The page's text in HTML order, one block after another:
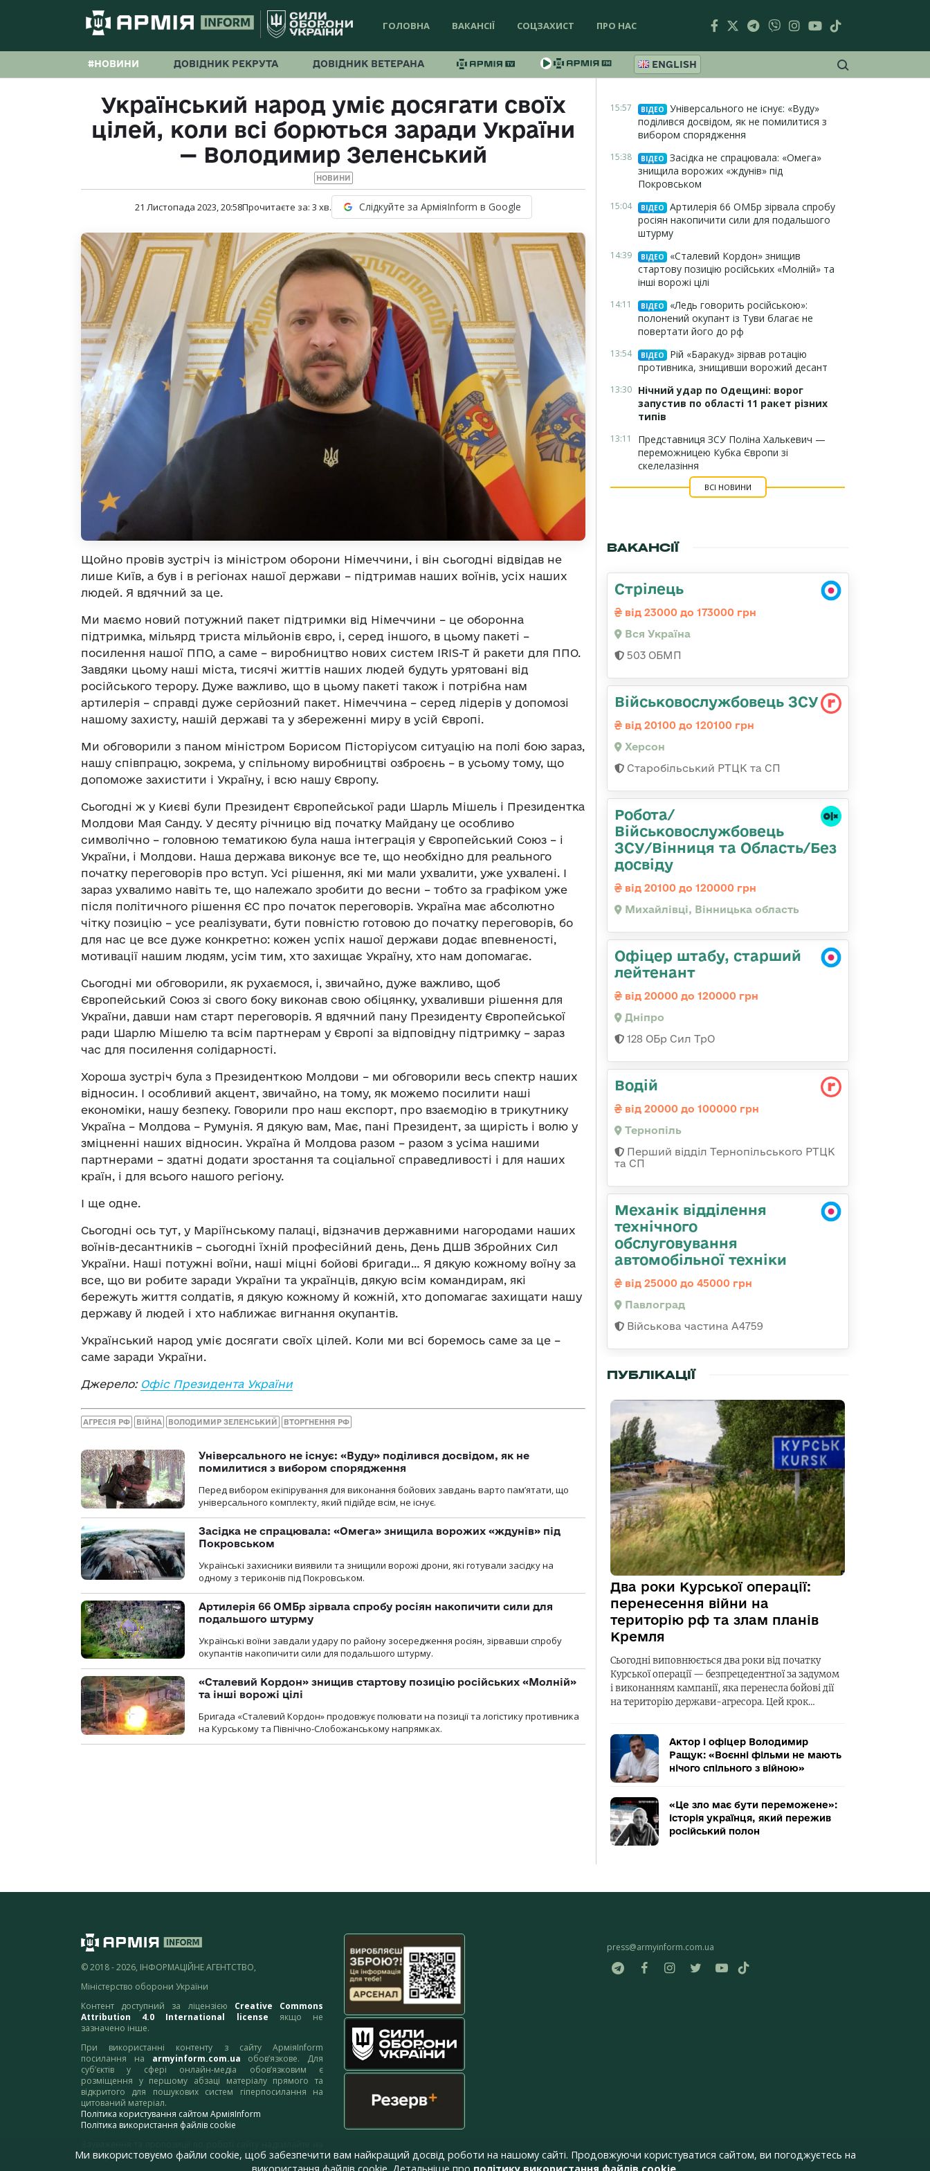
ГОЛОВНА ВАКАНСІЇ СОЦЗАХИСТ ПРО НАС
#НОВИНИ ДОВІДНИК РЕКРУТА ДОВІДНИК ВЕТЕРАНА ENGLISH
Український народ уміє досягати своїх
цілей, коли всі борються заради України
— Володимир Зеленський
НОВИНИ
21 Листопада 2023, 20:58Прочитаєте за: 3 хв. Слідкуйте за АрміяInform в Google
Щойно провів зустріч із міністром оборони Німеччини, і він сьогодні відвідав не
лише Київ, а був і в регіонах нашої держави – підтримав наших воїнів, усіх наших
людей. Я вдячний за це.
Ми маємо новий потужний пакет підтримки від Німеччини – це оборонна
підтримка, мільярд триста мільйонів євро, і, серед іншого, в цьому пакеті –
посилення нашої ППО, а саме – виробництво нових систем IRIS-T й ракети для ППО.
Завдяки цьому наші міста, тисячі життів наших людей будуть урятовані від
російського терору. Дуже важливо, що в цьому пакеті також і потрібна нам
артилерія – справді дуже серйозний пакет. Німеччина – серед лідерів у допомозі
нашому захисту, нашій державі та у збереженні миру в усій Європі.
Ми обговорили з паном міністром Борисом Пісторіусом ситуацію на полі бою зараз,
нашу співпрацю, зокрема, у спільному виробництві озброєнь – в усьому тому, що
допоможе захистити і Україну, і всю нашу Європу.
Сьогодні ж у Києві були Президент Європейської ради Шарль Мішель і Президентка
Молдови Мая Санду. У десяту річницю від початку Майдану це особливо
символічно – головною тематикою була наша інтеграція у Європейський Союз – і
України, і Молдови. Наша держава виконує все те, що необхідно для реального
початку переговорів про вступ. Усі рішення, які ми мали ухвалити, уже ухвалені. І
зараз ухвалимо навіть те, що належало зробити до весни – тобто за графіком уже
після політичного рішення ЄС про початок переговорів. Україна має абсолютно
чітку позицію – усе реалізувати, бути повністю готовою до початку переговорів, бо
для нас це все дуже конкретно: кожен успіх нашої держави додає впевненості,
мотивації нашим людям, усім тим, хто захищає Україну, хто нам допомагає.
Сьогодні ми обговорили, як рухаємося, і, звичайно, дуже важливо, щоб
Європейський Союз зі свого боку виконав свою обіцянку, ухваливши рішення для
України, давши нам старт переговорів. Я вдячний пану Президенту Європейської
ради Шарлю Мішелю та всім партнерам у Європі за відповідну підтримку – зараз
час для посилення солідарності.
Хороша зустріч була з Президенткою Молдови – ми обговорили весь спектр наших
відносин. І особливий акцент, звичайно, на тому, як можемо посилити наші
економіки, нашу безпеку. Говорили про наш експорт, про взаємодію в трикутнику
Україна – Молдова – Румунія. Я дякую вам, Має, пані Президент, за щирість і волю у
зміцненні наших відносин. Україна й Молдова разом – разом з усіма нашими
партнерами – здатні додати зростання та соціальної справедливості і для наших
країн, і для всього нашого регіону.
І ще одне.
Сьогодні ось тут, у Маріїнському палаці, відзначив державними нагородами наших
воїнів-десантників – сьогодні їхній професійний день, День ДШВ Збройних Сил
України. Наші потужні воїни, наші міцні бойові бригади… Я дякую кожному воїну за
все, що ви робите заради України та українців, дякую всім командирам, які
бережуть життя солдатів, я дякую кожному й кожній, хто допомагає захищати нашу
державу й людей і хто наближає вигнання окупантів.
Український народ уміє досягати своїх цілей. Коли ми всі боремось саме за це –
саме заради України.
Джерело: Офіс Президента України
АГРЕСІЯ РФ ВІЙНА ВОЛОДИМИР ЗЕЛЕНСЬКИЙ ВТОРГНЕННЯ РФ
Універсального не існує: «Вуду» поділився досвідом, як не
помилитися з вибором спорядження
Перед вибором екіпірування для виконання бойових завдань варто пам’ятати, що
універсального комплекту, який підійде всім, не існує.
Засідка не спрацювала: «Омега» знищила ворожих «ждунів» під
Покровськом
Українські захисники виявили та знищили ворожі дрони, які готували засідку на
одному з териконів під Покровськом.
Артилерія 66 ОМБр зірвала спробу росіян накопичити сили для
подальшого штурму
Українські воїни завдали удару по району зосередження росіян, зірвавши спробу
окупантів накопичити сили для подальшого штурму.
«Сталевий Кордон» знищив стартову позицію російських «Молній»
та інші ворожі цілі
Бригада «Сталевий Кордон» продовжує полювати на позиції та логістику противника
на Курському та Північно-Слобожанському напрямках.
15:57 ВІДЕО
Універсального не існує: «Вуду»
поділився досвідом, як не помилитися з
вибором спорядження
15:38 ВІДЕО
Засідка не спрацювала: «Омега»
знищила ворожих «ждунів» під
Покровськом
15:04 ВІДЕО
Артилерія 66 ОМБр зірвала спробу
росіян накопичити сили для подальшого
штурму
14:39 ВІДЕО
«Сталевий Кордон» знищив
стартову позицію російських «Молній» та
інші ворожі цілі
14:11 ВІДЕО
«Ледь говорить російською»:
полонений окупант із Туви благає не
повертати його до рф
13:54 ВІДЕО
Рій «Баракуд» зірвав ротацію
противника, знищивши ворожий десант
13:30 Нічний удар по Одещині: ворог
запустив по області 11 ракет різних
типів
13:11
Представниця ЗСУ Поліна Халькевич —
переможницею Кубка Європи зі
скелелазіння
ВСІ НОВИНИ
ВАКАНСІЇ
Стрілець
від 23000 до 173000 грн
Вся Україна
503 ОБМП
Військовослужбовець ЗСУ
від 20100 до 120100 грн
Херсон
Старобільський РТЦК та СП
Робота/
Військовослужбовець
ЗСУ/Вінниця та Область/Без
досвіду
від 20100 до 120000 грн
Михайлівці, Вінницька область
Офіцер штабу, старший
лейтенант
від 20000 до 120000 грн
Дніпро
128 ОБр Сил ТрО
Водій
від 20000 до 100000 грн
Тернопіль
Перший відділ Тернопільського РТЦК
та СП
Механік відділення
технічного
обслуговування
автомобільної техніки
від 25000 до 45000 грн
Павлоград
Військова частина А4759
ПУБЛІКАЦІЇ
Два роки Курської операції:
перенесення війни на
територію рф та злам планів
Кремля
Сьогодні виповнюється два роки від початку
Курської операції — безпрецедентної за задумом
і виконанням кампанії, яка перенесла бойові дії
на територію держави-агресора. Цей крок…
Актор і офіцер Володимир
Ращук: «Воєнні фільми не мають
нічого спільного з війною»
«Це зло має бути переможене»:
історія українця, який пережив
російський полон
© 2018 - 2026, ІНФОРМАЦІЙНЕ АГЕНТСТВО,
Міністерство оборони України
Контент доступний за ліцензією Creative Commons
Attribution 4.0 International license якщо не
зазначено інше.
При використанні контенту з сайту АрміяInform
посилання на armyinform.com.ua обов’язкове. Для
суб’єктів у сфері онлайн-медіа обов’язковим є
розміщення у першому абзаці матеріалу прямого та
відкритого для пошукових систем гіперпосилання на
цитований матеріал.
Політика користування сайтом АрміяInform
Політика використання файлів cookie
адресу:webmaster@armyinform.com.ua
press@armyinform.com.ua
Ми використовуємо файли cookie, щоб забезпечити вам найкращий досвід роботи на нашому сайті. Продовжуючи користуватися сайтом, ви погоджуєтесь на